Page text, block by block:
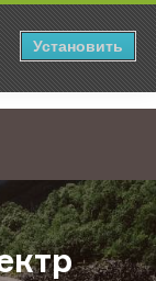
Установить
спектр сервисов